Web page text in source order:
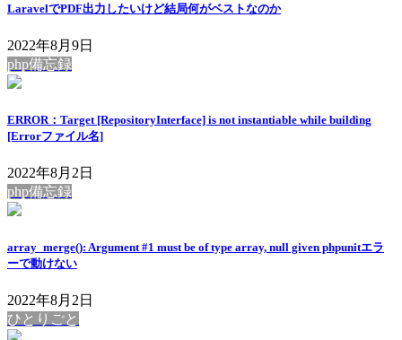
LaravelでPDF出力したいけど結局何がベストなのか
2022年8月9日
php備忘録
ERROR：Target [RepositoryInterface] is not instantiable while building
[Errorファイル名]
2022年8月2日
php備忘録
array_merge(): Argument #1 must be of type array, null given phpunitエラ
ーで動けない
2022年8月2日
ひとりごと